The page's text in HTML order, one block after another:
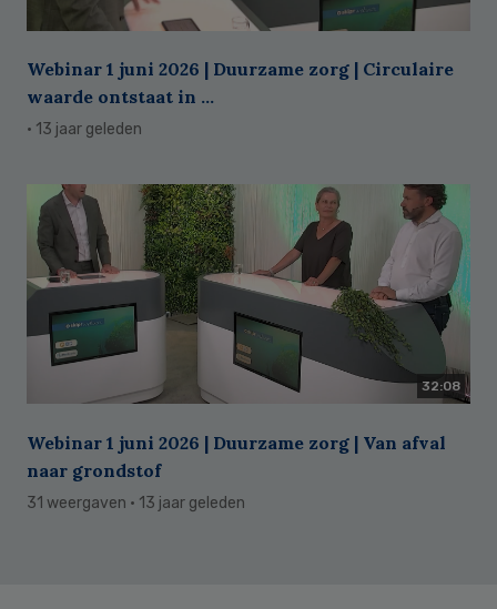
Webinar 1 juni 2026 | Duurzame zorg | Circulaire
waarde ontstaat in ...
· 13 jaar geleden
32:08
Webinar 1 juni 2026 | Duurzame zorg | Van afval
naar grondstof
31 weergaven · 13 jaar geleden